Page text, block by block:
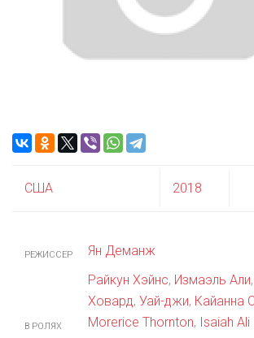
США 2018
РЕЖИССЕР Ян Деманж
В РОЛЯХ
Райкун Хэйнс, Измаэль Али,
Ховард, Уай-джи, Кайанна
Morerice Thornton, Isaiah Ali